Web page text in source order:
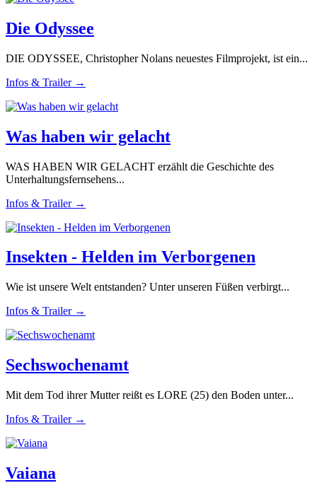
Die Odyssee
DIE ODYSSEE, Christopher Nolans neuestes Filmprojekt, ist ein...
Infos & Trailer →
Was haben wir gelacht
WAS HABEN WIR GELACHT erzählt die Geschichte des
Unterhaltungsfernsehens...
Infos & Trailer →
Insekten - Helden im Verborgenen
Wie ist unsere Welt entstanden? Unter unseren Füßen verbirgt...
Infos & Trailer →
Sechswochenamt
Mit dem Tod ihrer Mutter reißt es LORE (25) den Boden unter...
Infos & Trailer →
Vaiana